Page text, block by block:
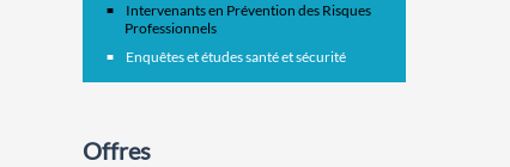
Intervenants en Prévention des Risques
Professionnels
Enquêtes et études santé et sécurité
Offres